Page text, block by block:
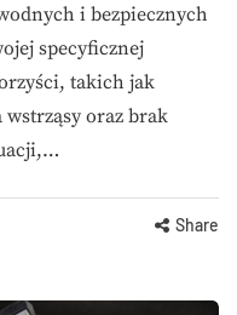
i bezpiecznych
specyficznej
takich jak
wstrząsy oraz brak
Share